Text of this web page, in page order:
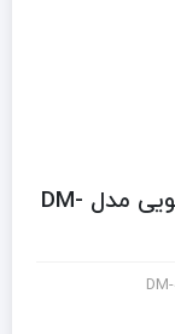
پرده‌هوا تک‌فاز دکوراتیو میتسویی مدل DM-